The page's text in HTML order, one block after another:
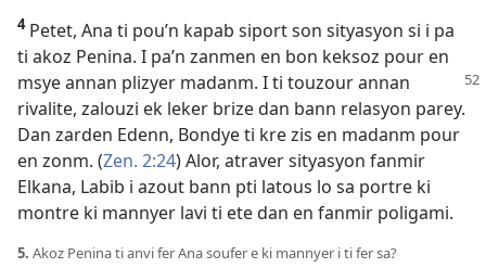
4Petet, Ana ti pou’n kapab siport son sityasyon si i pa
ti akoz Penina. I pa’n zanmen en bon keksoz pour en
msye annan plizyer madanm. I ti touzour annan
rivalite, zalouzi ek leker brize dan bann relasyon parey.
Dan zarden Edenn, Bondye ti kre zis en madanm pour
en zonm. (Zen. 2:24) Alor, atraver sityasyon fanmir
Elkana, Labib i azout bann pti latous lo sa portre ki
montre ki mannyer lavi ti ete dan en fanmir poligami.
5. Akoz Penina ti anvi fer Ana soufer e ki mannyer i ti fer sa?